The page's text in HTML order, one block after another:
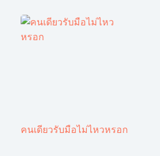
คนเดียวรับมือไม่ไหวหรอก